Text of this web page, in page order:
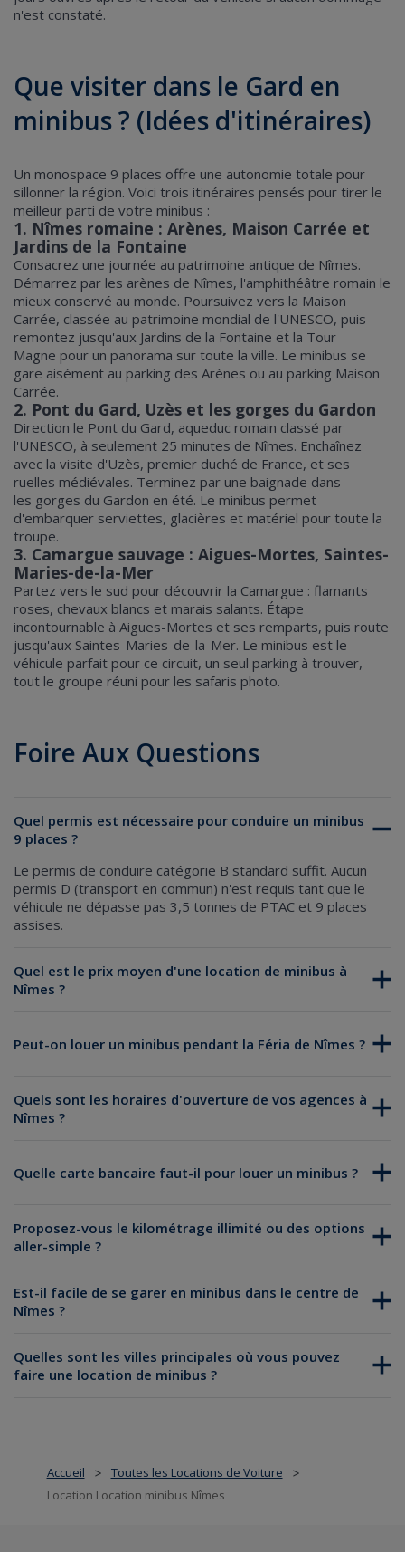
Accueil > Toutes les Locations de Voiture >
Location Location minibus Nîmes
n'est constaté.
Que visiter dans le Gard en
minibus ? (Idées d'itinéraires)
Un monospace 9 places offre une autonomie totale pour
sillonner la région. Voici trois itinéraires pensés pour tirer le
meilleur parti de votre minibus :
1. Nîmes romaine : Arènes, Maison Carrée et
Jardins de la Fontaine
Consacrez une journée au patrimoine antique de Nîmes.
Démarrez par les arènes de Nîmes, l'amphithéâtre romain le
mieux conservé au monde. Poursuivez vers la Maison
Carrée, classée au patrimoine mondial de l'UNESCO, puis
remontez jusqu'aux Jardins de la Fontaine et la Tour
Magne pour un panorama sur toute la ville. Le minibus se
gare aisément au parking des Arènes ou au parking Maison
Carrée.
2. Pont du Gard, Uzès et les gorges du Gardon
Direction le Pont du Gard, aqueduc romain classé par
l'UNESCO, à seulement 25 minutes de Nîmes. Enchaînez
avec la visite d'Uzès, premier duché de France, et ses
ruelles médiévales. Terminez par une baignade dans
les gorges du Gardon en été. Le minibus permet
d'embarquer serviettes, glacières et matériel pour toute la
troupe.
3. Camargue sauvage : Aigues-Mortes, Saintes-
Maries-de-la-Mer
Partez vers le sud pour découvrir la Camargue : flamants
roses, chevaux blancs et marais salants. Étape
incontournable à Aigues-Mortes et ses remparts, puis route
jusqu'aux Saintes-Maries-de-la-Mer. Le minibus est le
véhicule parfait pour ce circuit, un seul parking à trouver,
tout le groupe réuni pour les safaris photo.
Foire Aux Questions
Quel permis est nécessaire pour conduire un minibus
9 places ?
Le permis de conduire catégorie B standard suffit. Aucun
permis D (transport en commun) n'est requis tant que le
véhicule ne dépasse pas 3,5 tonnes de PTAC et 9 places
assises.
Quel est le prix moyen d'une location de minibus à
Nîmes ?
Peut-on louer un minibus pendant la Féria de Nîmes ?
Quels sont les horaires d'ouverture de vos agences à
Nîmes ?
Quelle carte bancaire faut-il pour louer un minibus ?
Proposez-vous le kilométrage illimité ou des options
aller-simple ?
Est-il facile de se garer en minibus dans le centre de
Nîmes ?
Quelles sont les villes principales où vous pouvez
faire une location de minibus ?
Location de minibus à Paris